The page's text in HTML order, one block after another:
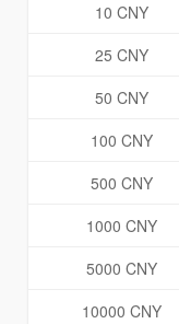
10 CNY
25 CNY
50 CNY
100 CNY
500 CNY
1000 CNY
5000 CNY
10000 CNY